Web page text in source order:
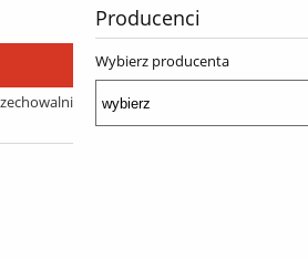
Producenci
Wybierz producenta